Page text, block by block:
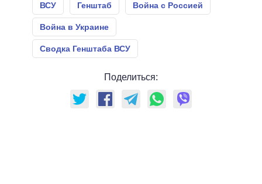
ВСУ Генштаб Война с Россией
Война в Украине
Сводка Генштаба ВСУ
Поделиться: